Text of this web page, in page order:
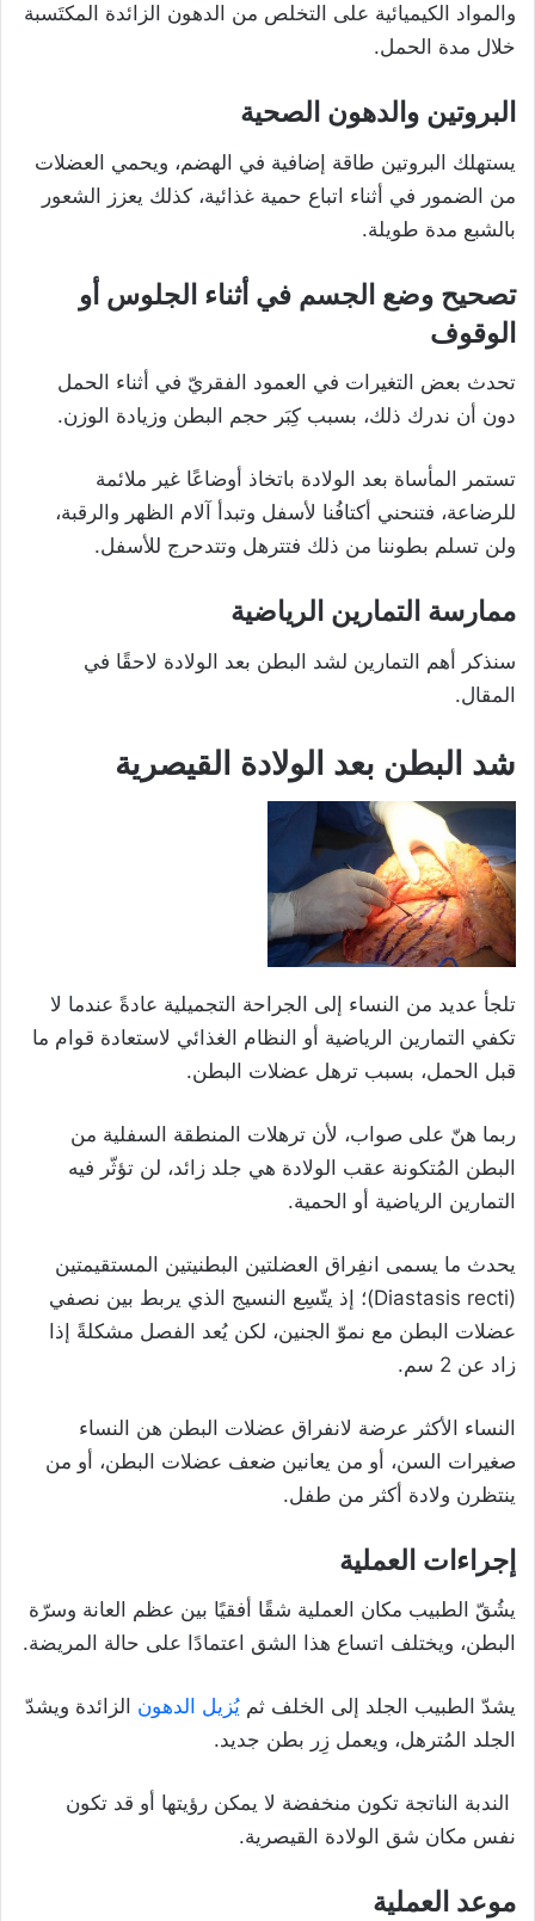
والمواد الكيميائية على التخلص من الدهون الزائدة المكتَسبة
خلال مدة الحمل.
البروتين والدهون الصحية
يستهلك البروتين طاقة إضافية في الهضم، ويحمي العضلات
من الضمور في أثناء اتباع حمية غذائية، كذلك يعزز الشعور
بالشبع مدة طويلة.
تصحيح وضع الجسم في أثناء الجلوس أو
الوقوف
تحدث بعض التغيرات في العمود الفقريّ في أثناء الحمل
دون أن ندرك ذلك، بسبب كِبَر حجم البطن وزيادة الوزن.
تستمر المأساة بعد الولادة باتخاذ أوضاعًا غير ملائمة
للرضاعة، فتنحني أكتافُنا لأسفل وتبدأ آلام الظهر والرقبة،
ولن تسلم بطوننا من ذلك فتترهل وتتدحرج للأسفل.
ممارسة التمارين الرياضية
سنذكر أهم التمارين لشد البطن بعد الولادة لاحقًا في
المقال.
شد البطن بعد الولادة القيصرية
تلجأ عديد من النساء إلى الجراحة التجميلية عادةً عندما لا
تكفي التمارين الرياضية أو النظام الغذائي لاستعادة قوام ما
قبل الحمل، بسبب ترهل عضلات البطن.
ربما هنّ على صواب، لأن ترهلات المنطقة السفلية من
البطن المُتكونة عقب الولادة هي جلد زائد، لن تؤثّر فيه
التمارين الرياضية أو الحمية.
يحدث ما يسمى انفِراق العضلتين البطنيتين المستقيمتين
(Diastasis recti)؛ إذ يتّسِع النسيج الذي يربط بين نصفي
عضلات البطن مع نموّ الجنين، لكن يُعد الفصل مشكلةً إذا
زاد عن 2 سم.
النساء الأكثر عرضة لانفراق عضلات البطن هن النساء
صغيرات السن، أو من يعانين ضعف عضلات البطن، أو من
ينتظرن ولادة أكثر من طفل.
إجراءات العملية
يشُقّ الطبيب مكان العملية شقًا أفقيًا بين عظم العانة وسرّة
البطن، ويختلف اتساع هذا الشق اعتمادًا على حالة المريضة.
يشدّ الطبيب الجلد إلى الخلف ثم يُزيل الدهون الزائدة ويشدّ
الجلد المُترهل، ويعمل زِر بطن جديد.
الندبة الناتجة تكون منخفضة لا يمكن رؤيتها أو قد تكون
نفس مكان شق الولادة القيصرية.
موعد العملية